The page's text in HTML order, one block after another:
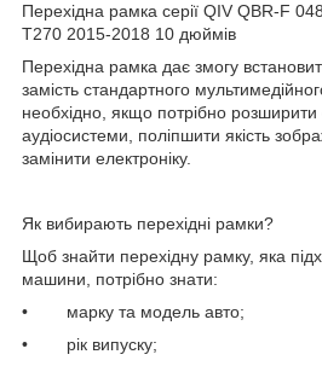
Перехідна рамка серії QIV QBR-F
T270 2015-2018 10 дюймів
Перехідна рамка дає змогу
замість стандартного
необхідно, якщо потрібно розширити
аудіосистеми, поліпшити якість
замінити електроніку.
Як вибирають перехідні рамки?
Щоб знайти перехідну рамку, яка
машини, потрібно знати:
• марку та модель авто;
• рік випуску;